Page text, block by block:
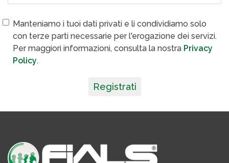
Manteniamo i tuoi dati privati e li condividiamo solo
con terze parti necessarie per l'erogazione dei servizi.
Per maggiori informazioni, consulta la nostra Privacy
Policy.
Registrati